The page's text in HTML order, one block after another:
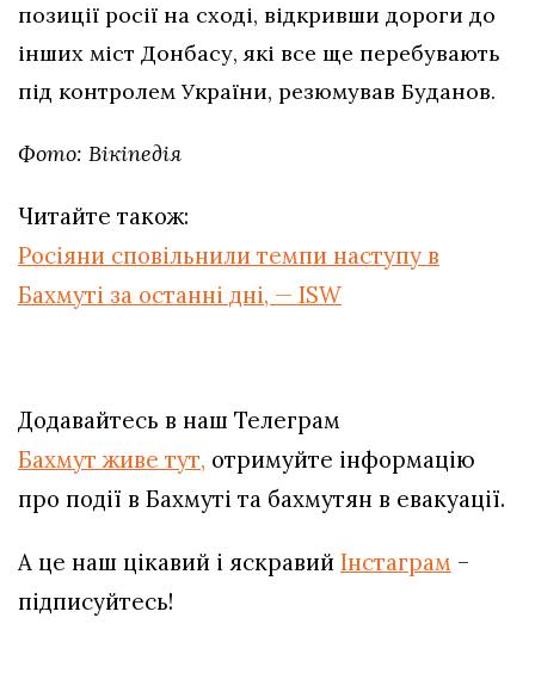
позиції росії на сході, відкривши дороги до
інших міст Донбасу, які все ще перебувають
під контролем України, резюмував Буданов.
Фото: Вікіпедія
Читайте також:
Росіяни сповільнили темпи наступу в
Бахмуті за останні дні, — ISW
Додавайтесь в наш Телеграм
Бахмут живе тут, отримуйте інформацію
про події в Бахмуті та бахмутян в евакуації.
А це наш цікавий і яскравий Інстаграм –
підписуйтесь!